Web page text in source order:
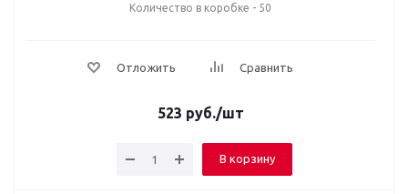
Количество в коробке - 50
Отложить Сравнить
523 руб./шт
В корзину